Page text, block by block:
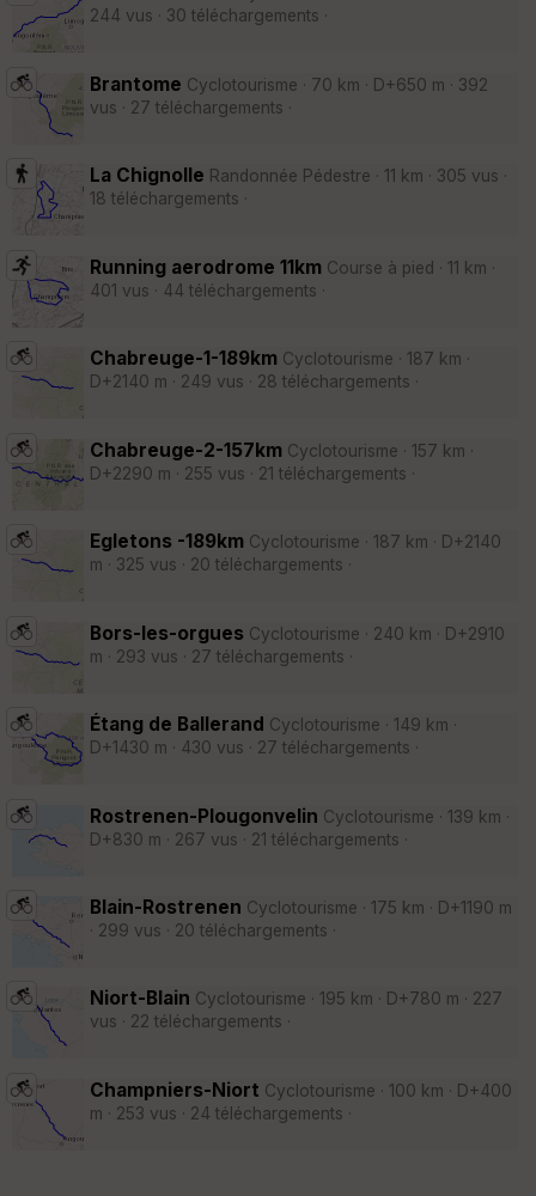
244 vus · 30 téléchargements ·
Brantome Cyclotourisme · 70 km · D+650 m · 392
vus · 27 téléchargements ·
La Chignolle Randonnée Pédestre · 11 km · 305 vus ·
18 téléchargements ·
Running aerodrome 11km Course à pied · 11 km ·
401 vus · 44 téléchargements ·
Chabreuge-1-189km Cyclotourisme · 187 km ·
D+2140 m · 249 vus · 28 téléchargements ·
Chabreuge-2-157km Cyclotourisme · 157 km ·
D+2290 m · 255 vus · 21 téléchargements ·
Egletons -189km Cyclotourisme · 187 km · D+2140
m · 325 vus · 20 téléchargements ·
Bors-les-orgues Cyclotourisme · 240 km · D+2910
m · 293 vus · 27 téléchargements ·
Étang de Ballerand Cyclotourisme · 149 km ·
D+1430 m · 430 vus · 27 téléchargements ·
Rostrenen-Plougonvelin Cyclotourisme · 139 km ·
D+830 m · 267 vus · 21 téléchargements ·
Blain-Rostrenen Cyclotourisme · 175 km · D+1190 m
· 299 vus · 20 téléchargements ·
Niort-Blain Cyclotourisme · 195 km · D+780 m · 227
vus · 22 téléchargements ·
Champniers-Niort Cyclotourisme · 100 km · D+400
m · 253 vus · 24 téléchargements ·